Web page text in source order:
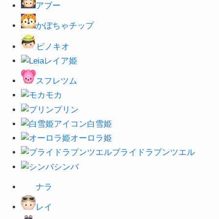
アブー
かぼちゃチップ
ピノキオ
レイア姫
スフレツム
モカ
プリン
白雪姫
オーロラ姫
ブライドラプンツエル
シンバ
レイ